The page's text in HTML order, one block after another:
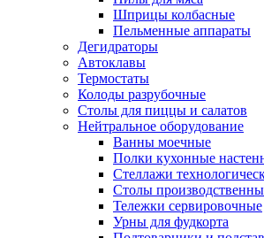
Шприцы колбасные
Пельменные аппараты
Дегидраторы
Автоклавы
Термостаты
Колоды разрубочные
Столы для пиццы и салатов
Нейтральное оборудование
Ванны моечные
Полки кухонные
Стеллажи
Столы
Тележки сервировочные
Урны для фудкорта